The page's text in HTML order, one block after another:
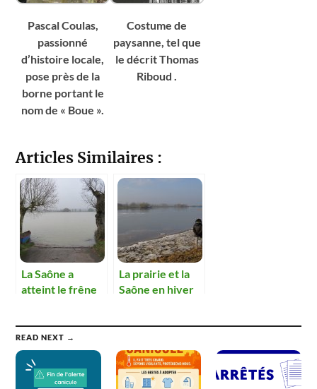
Pascal Coulas,
passionné
d’histoire locale,
pose près de la
borne portant le
nom de « Boue ».
Costume de
paysanne, tel que
le décrit Thomas
Riboud .
Articles Similaires :
La Saône a
atteint le frêne
La prairie et la
Saône en hiver
READ NEXT →